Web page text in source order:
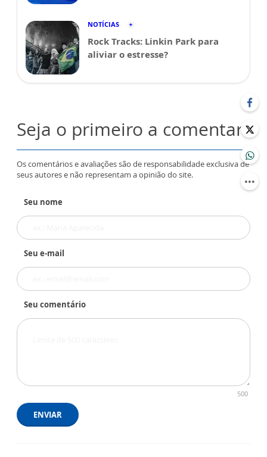
NOTÍCIAS
Rock Tracks: Linkin Park para
aliviar o estresse?
Seja o primeiro a comentar
Os comentários e avaliações são de responsabilidade exclusiva de
seus autores e não representam a opinião do site.
Seu nome
Seu e-mail
Seu comentário
500
ENVIAR